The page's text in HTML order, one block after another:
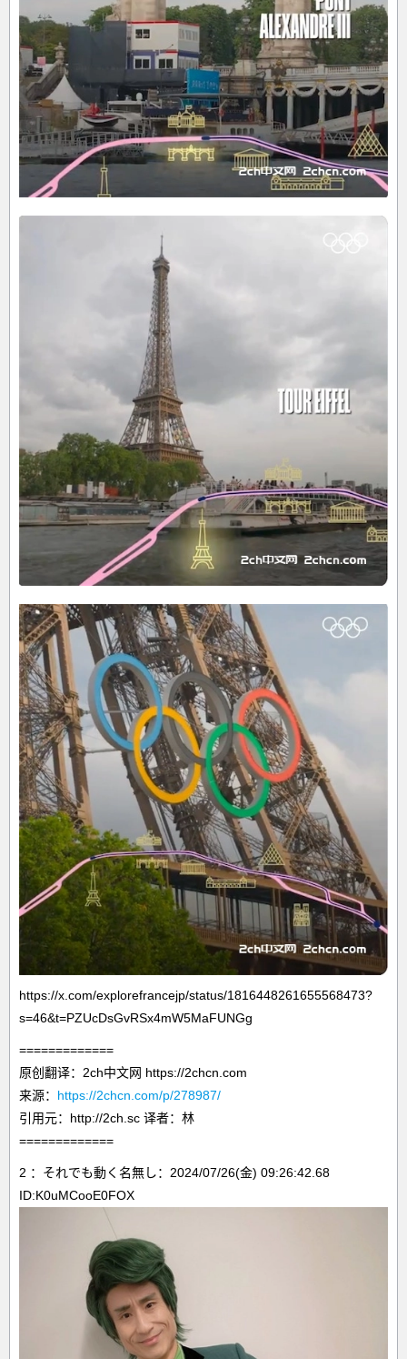
https://x.com/explorefrancejp/status/1816448261655568473?
s=46&t=PZUcDsGvRSx4mW5MaFUNGg
=============
原创翻译：2ch中文网 https://2chcn.com
来源： https://2chcn.com/p/278987/
引用元：http://2ch.sc 译者：林
=============
2 ：それでも動く名無し：2024/07/26(金) 09:26:42.68
ID:K0uMCooE0FOX